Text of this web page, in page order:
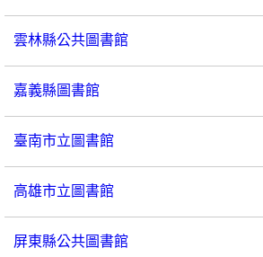
雲林縣公共圖書館
嘉義縣圖書館
臺南市立圖書館
高雄市立圖書館
屏東縣公共圖書館